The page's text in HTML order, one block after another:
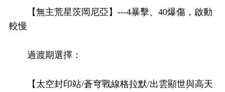
【無主荒星茨岡尼亞】---4暴擊、40爆傷，啟動
較慢
過渡期選擇：
【太空封印站/蒼穹戰線格拉默/出雲顯世與高天